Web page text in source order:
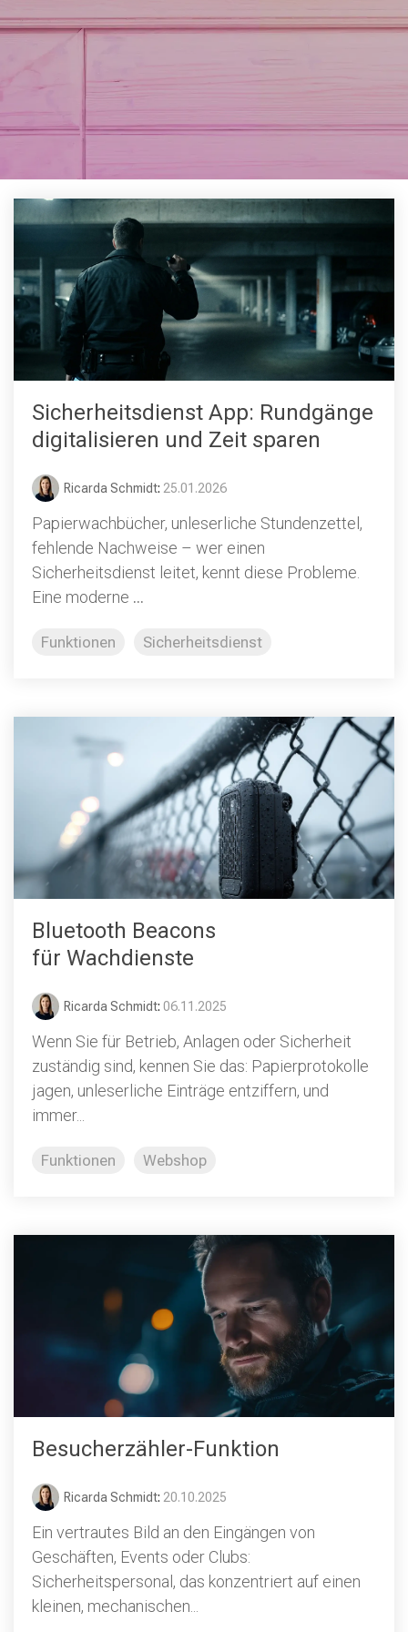
Sicherheitsdienst App: Rundgänge
digitalisieren und Zeit sparen
Ricarda Schmidt: 25.01.2026
Papierwachbücher, unleserliche Stundenzettel,
fehlende Nachweise – wer einen
Sicherheitsdienst leitet, kennt diese Probleme.
Eine moderne ...
Funktionen Sicherheitsdienst
Bluetooth Beacons
für Wachdienste
Ricarda Schmidt: 06.11.2025
Wenn Sie für Betrieb, Anlagen oder Sicherheit
zuständig sind, kennen Sie das: Papierprotokolle
jagen, unleserliche Einträge entziffern, und
immer...
Funktionen Webshop
Besucherzähler-Funktion
Ricarda Schmidt: 20.10.2025
Ein vertrautes Bild an den Eingängen von
Geschäften, Events oder Clubs:
Sicherheitspersonal, das konzentriert auf einen
kleinen, mechanischen...